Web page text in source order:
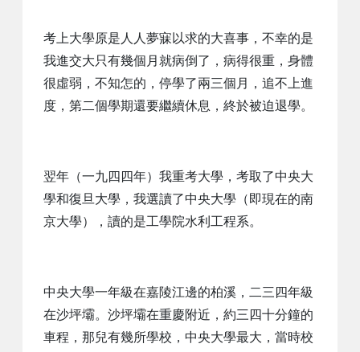
考上大學原是人人夢寐以求的大喜事，不幸的是
我進交大只有幾個月就病倒了，病得很重，身體
很虛弱，不知怎的，停學了兩三個月，追不上進
度，第二個學期還要繼續休息，終於被迫退學。
翌年（一九四四年）我重考大學，考取了中央大
學和復旦大學，我選讀了中央大學（即現在的南
京大學），讀的是工學院水利工程系。
中央大學一年級在嘉陵江邊的柏溪，二三四年級
在沙坪壩。沙坪壩在重慶附近，約三四十分鐘的
車程，那兒有幾所學校，中央大學最大，當時校